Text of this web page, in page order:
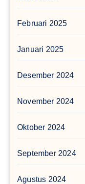
Februari 2025
Januari 2025
Desember 2024
November 2024
Oktober 2024
September 2024
Agustus 2024